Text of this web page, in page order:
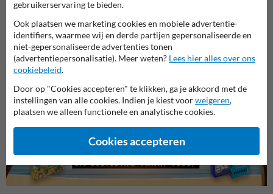
Attentieborden snelheid Beachflags
Dick Bruna producten
gebruikerservaring te bieden.
Ook plaatsen we marketing cookies en mobiele advertentie-
identifiers, waarmee wij en derde partijen gepersonaliseerde en
niet-gepersonaliseerde advertenties tonen
(advertentiepersonalisatie). Meer weten? Lees hier alles over ons
cookiebeleid.
Door op "Cookies accepteren" te klikken, ga je akkoord met de
instellingen van alle cookies. Indien je kiest voorweigeren,
plaatsen we alleen functionele en analytische cookies.
Cookies accepteren